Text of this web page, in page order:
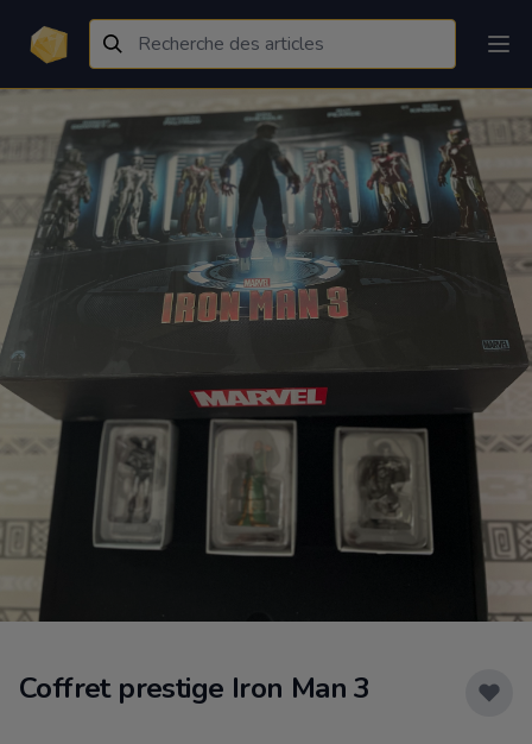
Coffret prestige Iron Man 3